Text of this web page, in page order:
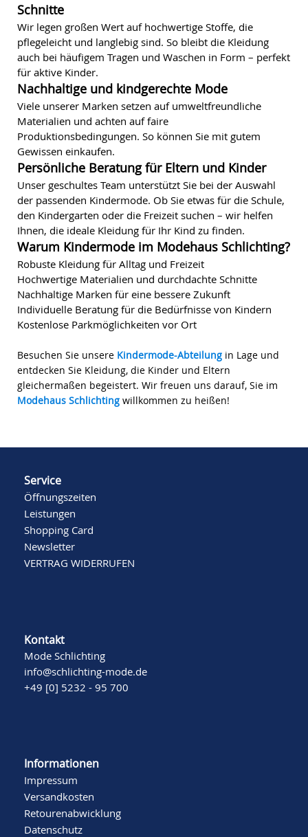
Schnitte
Wir legen großen Wert auf hochwertige Stoffe, die
pflegeleicht und langlebig sind. So bleibt die Kleidung
auch bei häufigem Tragen und Waschen in Form – perfekt
für aktive Kinder.
Nachhaltige und kindgerechte Mode
Viele unserer Marken setzen auf umweltfreundliche
Materialien und achten auf faire
Produktionsbedingungen. So können Sie mit gutem
Gewissen einkaufen.
Persönliche Beratung für Eltern und Kinder
Unser geschultes Team unterstützt Sie bei der Auswahl
der passenden Kindermode. Ob Sie etwas für die Schule,
den Kindergarten oder die Freizeit suchen – wir helfen
Ihnen, die ideale Kleidung für Ihr Kind zu finden.
Warum Kindermode im Modehaus Schlichting?
Robuste Kleidung für Alltag und Freizeit
Hochwertige Materialien und durchdachte Schnitte
Nachhaltige Marken für eine bessere Zukunft
Individuelle Beratung für die Bedürfnisse von Kindern
Kostenlose Parkmöglichkeiten vor Ort
Besuchen Sie unsere Kindermode-Abteilung in Lage und
entdecken Sie Kleidung, die Kinder und Eltern
gleichermaßen begeistert. Wir freuen uns darauf, Sie im
Modehaus Schlichting willkommen zu heißen!
Service
Öffnungszeiten
Leistungen
Shopping Card
Newsletter
VERTRAG WIDERRUFEN
Kontakt
Mode Schlichting
info@schlichting-mode.de
+49 [0] 5232 - 95 700
Informationen
Impressum
Versandkosten
Retourenabwicklung
Datenschutz